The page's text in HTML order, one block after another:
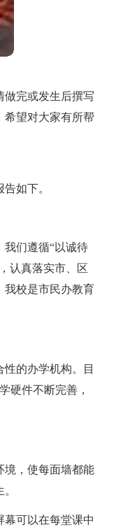
做完或发生后撰写
希望对大家有所帮
如下。
们遵循“以诚待
认真落实市、区
我校是市民办教育
的办学机构。目
硬件不断完善，
境，使每面墙都能
可以在每堂课中